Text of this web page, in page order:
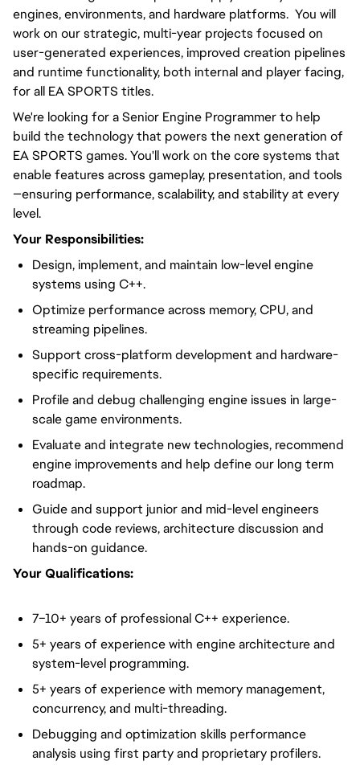
engines, environments, and hardware platforms. You will
work on our strategic, multi-year projects focused on
user-generated experiences, improved creation pipelines
and runtime functionality, both internal and player facing,
for all EA SPORTS titles.
We're looking for a Senior Engine Programmer to help
build the technology that powers the next generation of
EA SPORTS games. You'll work on the core systems that
enable features across gameplay, presentation, and tools
—ensuring performance, scalability, and stability at every
level.
Your Responsibilities:
Design, implement, and maintain low-level engine
systems using C++.
Optimize performance across memory, CPU, and
streaming pipelines.
Support cross-platform development and hardware-
specific requirements.
Profile and debug challenging engine issues in large-
scale game environments.
Evaluate and integrate new technologies, recommend
engine improvements and help define our long term
roadmap.
Guide and support junior and mid-level engineers
through code reviews, architecture discussion and
hands-on guidance.
Your Qualifications:
7–10+ years of professional C++ experience.
5+ years of experience with engine architecture and
system-level programming.
5+ years of experience with memory management,
concurrency, and multi-threading.
Debugging and optimization skills performance
analysis using first party and proprietary profilers.